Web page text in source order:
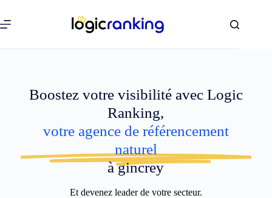
Boostez votre visibilité avec Logic
Ranking,
votre agence de référencement
naturel
à gincrey
Et devenez leader de votre secteur.